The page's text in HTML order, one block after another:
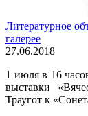
Литературное
галерее
27.06.2018
1 июля в 16
выставки
Траугот к